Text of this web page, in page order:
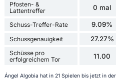
Pfosten- &
Lattentreffer
0 mal
Schuss-Treffer-Rate 9.09%
Schussgenauigkeit 27.27%
Schüsse pro
erfolgreichem Tor
11.00
Ángel Algobia hat in 21 Spielen bis jetzt in